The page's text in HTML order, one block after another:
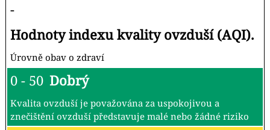
-
Hodnoty indexu kvality ovzduší (AQI).
Úrovně obav o zdraví
0 - 50 Dobrý
Kvalita ovzduší je považována za uspokojivou a
znečištění ovzduší představuje malé nebo žádné riziko